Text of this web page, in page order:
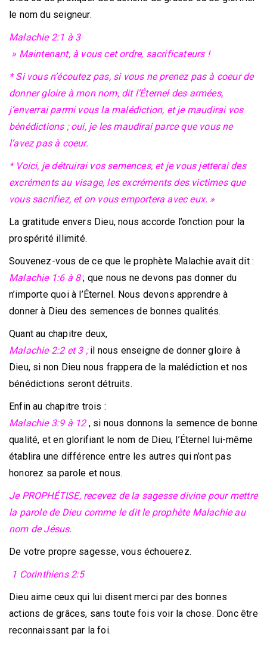
le nom du seigneur.
Malachie 2:1 à 3
» Maintenant, à vous cet ordre, sacrificateurs !
* Si vous n’écoutez pas, si vous ne prenez pas à coeur de
donner gloire à mon nom, dit l’Éternel des armées,
j’enverrai parmi vous la malédiction, et je maudirai vos
bénédictions ; oui, je les maudirai parce que vous ne
l’avez pas à coeur.
* Voici, je détruirai vos semences, et je vous jetterai des
excréments au visage, les excréments des victimes que
vous sacrifiez, et on vous emportera avec eux. »
La gratitude envers Dieu, nous accorde l’onction pour la
prospérité illimité.
Souvenez-vous de ce que le prophète Malachie avait dit :
Malachie 1:6 à 8; que nous ne devons pas donner du
n’importe quoi à l’Éternel. Nous devons apprendre à
donner à Dieu des semences de bonnes qualités.
Quant au chapitre deux,
Malachie 2:2 et 3 ;il nous enseigne de donner gloire à
Dieu, si non Dieu nous frappera de la malédiction et nos
bénédictions seront détruits.
Enfin au chapitre trois :
Malachie 3:9 à 12, si nous donnons la semence de bonne
qualité, et en glorifiant le nom de Dieu, l’Éternel lui-même
établira une différence entre les autres qui n’ont pas
honorez sa parole et nous.
Je PROPHÉTISE, recevez de la sagesse divine pour mettre
la parole de Dieu comme le dit le prophète Malachie au
nom de Jésus.
De votre propre sagesse, vous échouerez.
1 Corinthiens 2:5
Dieu aime ceux qui lui disent merci par des bonnes
actions de grâces, sans toute fois voir la chose. Donc être
reconnaissant par la foi.